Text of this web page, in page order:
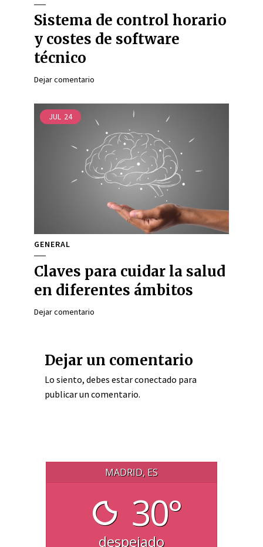
Sistema de control horario
y costes de software
técnico
Dejar comentario
JUL 24
GENERAL
Claves para cuidar la salud
en diferentes ámbitos
Dejar comentario
Dejar un comentario
Lo siento, debes estarconectado para
publicar un comentario.
MADRID, ES
30°
despejado